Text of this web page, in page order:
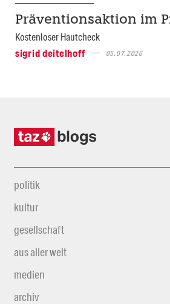
Präventionsaktion im
Kostenloser Hautcheck
sigrid deitelhoff
05.07.2026
politik
kultur
gesellschaft
aus aller welt
medien
archiv